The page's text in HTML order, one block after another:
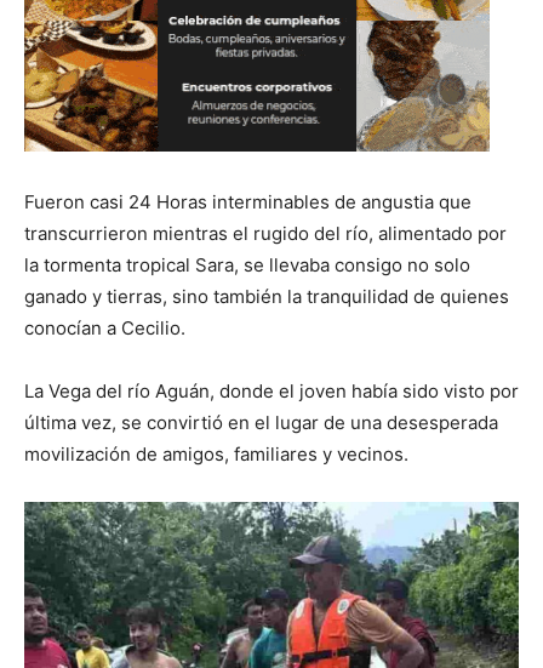
Fueron casi 24 Horas interminables de angustia que
transcurrieron mientras el rugido del río, alimentado por
la tormenta tropical Sara, se llevaba consigo no solo
ganado y tierras, sino también la tranquilidad de quienes
conocían a Cecilio.
La Vega del río Aguán, donde el joven había sido visto por
última vez, se convirtió en el lugar de una desesperada
movilización de amigos, familiares y vecinos.